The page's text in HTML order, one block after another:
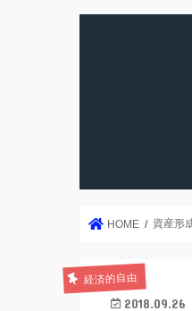
HOME 資産形
経済的自由
2018.09.26